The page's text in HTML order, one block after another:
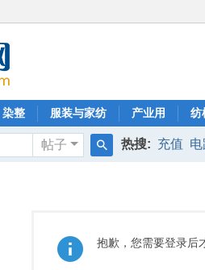
染整 服装与家纺 产业用 纺
帖子 热搜: 充值 电
抱歉，您需要登录后